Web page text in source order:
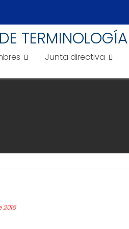
TERMINOLOGÍA
Junta directiva